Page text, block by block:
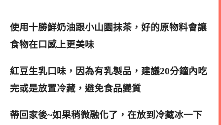
使用十勝鮮奶油跟小山園抹茶，好的原物料會讓
食物在口感上更美味
紅豆生乳口味，因為有乳製品，建議20分鐘內吃
完或是放置冷藏，避免食品變質
帶回家後~如果稍微融化了，在放到冷藏冰一下